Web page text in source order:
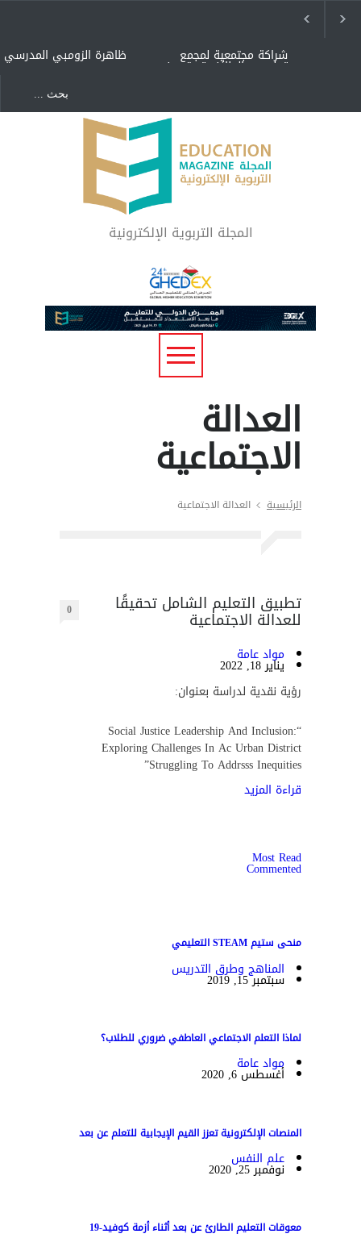
ظاهرة الزومبي المدرسي شراكة مجتمعية لمجمع
تعليمي بالطائف تستهدف
"كنت أنضرب ومافيني إلا
العافية" هل هذا مبرر
لاستمرار أسلوب التربية
المتوارث؟
لماذا تعد برامج توعية الأطفال
بخصوصية الجسد وقاية لا
فضول؟
المجلة التربوية الإلكترونية
العدالة
الاجتماعية
الرئيسية العدالة الاجتماعية
تطبيق التعليم الشامل تحقيقًا
للعدالة الاجتماعية 0
مواد عامة
يناير 18, 2022
رؤية نقدية لدراسة بعنوان:
“Social Justice Leadership And Inclusion:
Exploring Challenges In Ac Urban District
Struggling To Addrsss Inequities”
قراءة المزيد
Most Read
Commented
منحى ستيم STEAM التعليمي
المناهج وطرق التدريس
سبتمبر 15, 2019
لماذا التعلم الاجتماعي العاطفي ضروري للطلاب؟
مواد عامة
أغسطس 6, 2020
المنصات الإلكترونية تعزز القيم الإيجابية للتعلم عن بعد
علم النفس
نوفمبر 25, 2020
معوقات التعليم الطارئ عن بعد أثناء أزمة كوفيد-19